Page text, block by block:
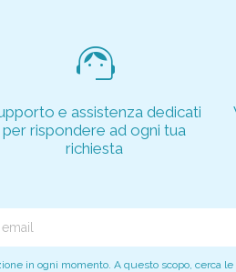
support_agent
e assistenza dedicati
per rispondere ad ogni tua
richiesta
in ogni momento. A questo scopo, cerca